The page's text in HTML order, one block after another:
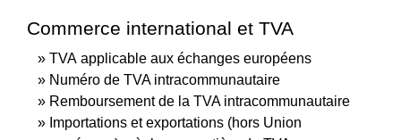
Commerce international et TVA
TVA applicable aux échanges européens
Numéro de TVA intracommunautaire
Remboursement de la TVA intracommunautaire
Importations et exportations (hors Union